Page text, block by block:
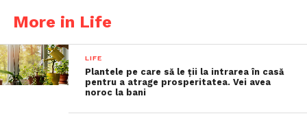
More in Life
LIFE
Plantele pe care să le ții la intrarea în casă
pentru a atrage prosperitatea. Vei avea
noroc la bani